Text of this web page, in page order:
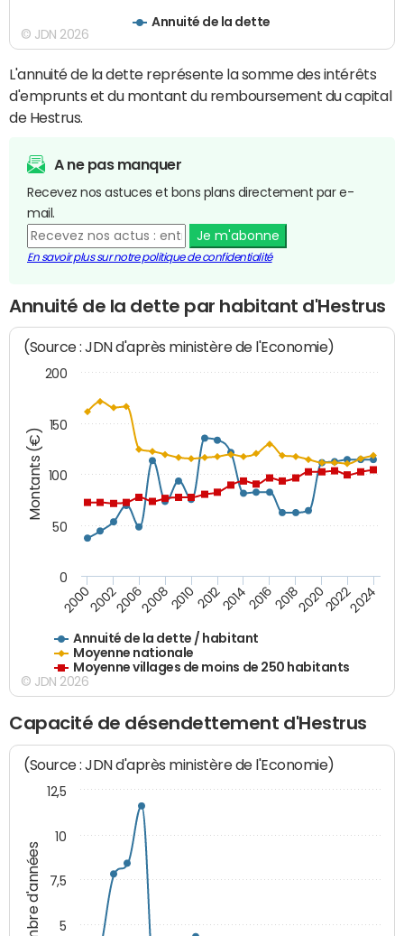
Annuité de la dette
© JDN 2026
L'annuité de la dette représente la somme des intérêts
d'emprunts et du montant du remboursement du capital
de Hestrus.
A ne pas manquer
Recevez nos astuces et bons plans directement par e-
mail.
Je m'abonne
En savoir plus sur notre politique de confidentialité
Annuité de la dette par habitant d'Hestrus
Montants (€)
(Source : JDN d'après ministère de l'Economie)
Annuité de la dette / habitant
Moyenne nationale
Moyenne villages de moins de 250 habitants
200020022006200820102012201420162018202020222024
0
50
100
150
200
© JDN 2026
Capacité de désendettement d'Hestrus
Nombre d'années
(Source : JDN d'après ministère de l'Economie)
5
7,5
10
12,5